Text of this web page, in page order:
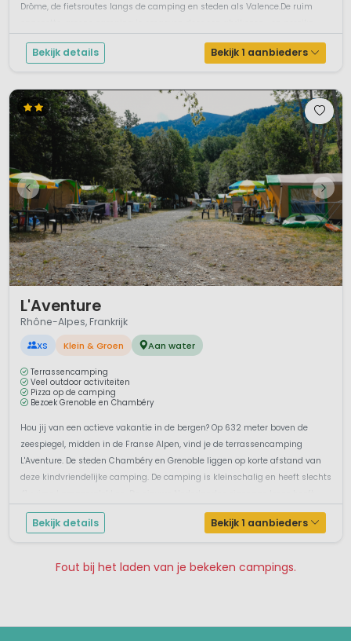
Drôme, de fietsroutes langs de camping en steden als Valence.De ruim
Bekijk details Bekijk 1 aanbieders
L'Aventure
Rhône-Alpes, Frankrijk
XS Klein & Groen Aan water
Terrassencamping
Veel outdoor activiteiten
Pizza op de camping
Bezoek Grenoble en Chambéry
Hou jij van een actieve vakantie in de bergen? Op 632 meter boven de
zeespiegel, midden in de Franse Alpen, vind je de terrassencamping
L'Aventure. De steden Chambéry en Grenoble liggen op korte afstand van
deze kindvriendelijke camping. De camping is kleinschalig en heeft slechts
Bekijk details Bekijk 1 aanbieders
Fout bij het laden van je bekeken campings.